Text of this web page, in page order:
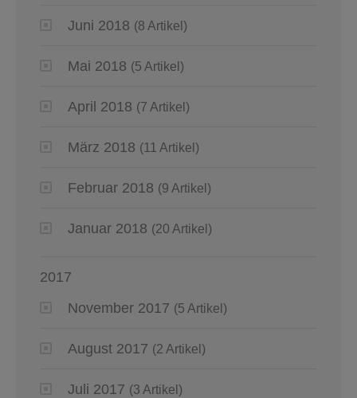
Juni 2018 (8 Artikel)
Mai 2018 (5 Artikel)
April 2018 (7 Artikel)
März 2018 (11 Artikel)
Februar 2018 (9 Artikel)
Januar 2018 (20 Artikel)
2017
November 2017 (5 Artikel)
August 2017 (2 Artikel)
Juli 2017 (3 Artikel)